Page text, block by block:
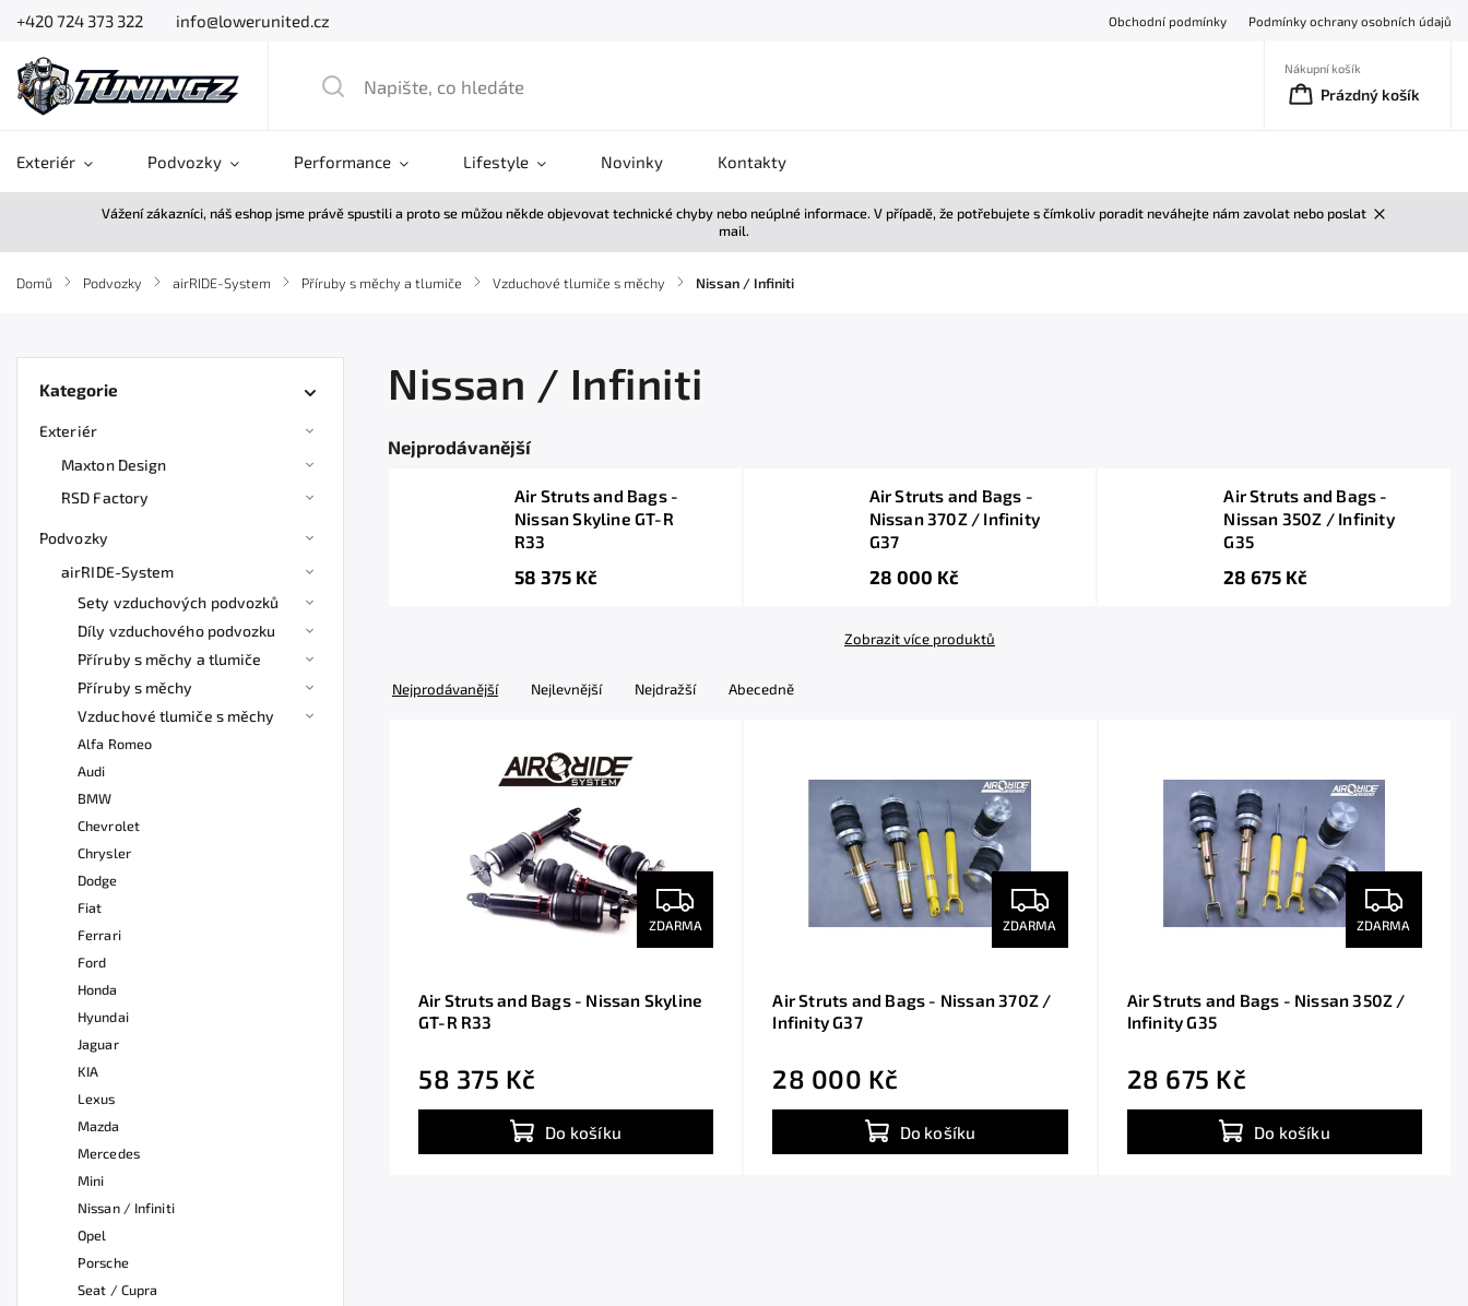
+420 724 373 322 info@lowerunited.cz Obchodní podmínky Podmínky ochrany osobních údajů
Nákupní košík
Prázdný košík
Exteriér Podvozky Performance Lifestyle Novinky Kontakty
Vážení zákazníci, náš eshop jsme právě spustili a proto se můžou někde objevovat technické chyby nebo neúplné informace. V případě, že potřebujete s čímkoliv poradit neváhejte nám zavolat nebo poslat
mail.
Domů / Podvozky / airRIDE-System / Příruby s měchy a tlumiče / Vzduchové tlumiče s měchy / Nissan / Infiniti
Kategorie
Exteriér
Maxton Design
RSD Factory
Podvozky
airRIDE-System
Sety vzduchových podvozků
Díly vzduchového podvozku
Příruby s měchy a tlumiče
Příruby s měchy
Vzduchové tlumiče s měchy
Alfa Romeo
Audi
BMW
Chevrolet
Chrysler
Dodge
Fiat
Ferrari
Ford
Honda
Hyundai
Jaguar
KIA
Lexus
Mazda
Mercedes
Mini
Nissan / Infiniti
Opel
Porsche
Seat / Cupra
Nissan / Infiniti
Nejprodávanější
Air Struts and Bags -
Nissan Skyline GT-R
R33
58 375 Kč
Air Struts and Bags -
Nissan 370Z / Infinity
G37
28 000 Kč
Air Struts and Bags -
Nissan 350Z / Infinity
G35
28 675 Kč
Zobrazit více produktů
Nejprodávanější Nejlevnější Nejdražší Abecedně
ZDARMA
Air Struts and Bags - Nissan Skyline
GT-R R33
58 375 Kč
Do košíku
ZDARMA
Air Struts and Bags - Nissan 370Z /
Infinity G37
28 000 Kč
Do košíku
ZDARMA
Air Struts and Bags - Nissan 350Z /
Infinity G35
28 675 Kč
Do košíku